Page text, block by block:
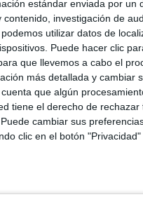
estándar enviada por un
investigación de
utilizar datos de
Puede hacer clic
que llevemos a cabo el
más detallada y cambiar
que algún
tiene el derecho de rechazar
cambiar sus
clic en el botón